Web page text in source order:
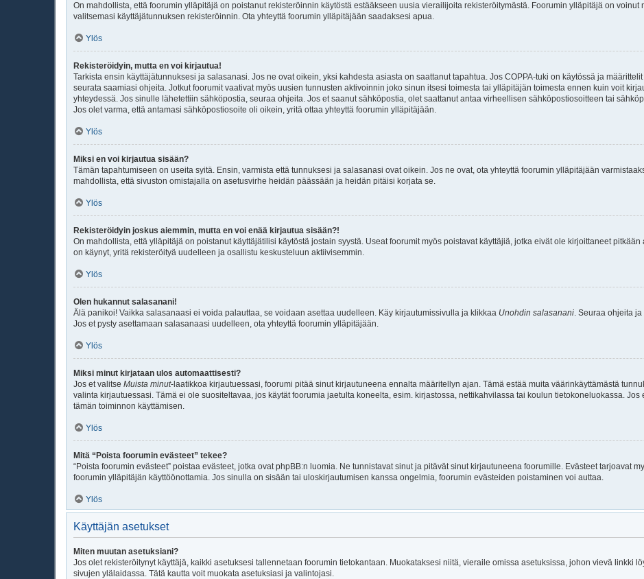
On mahdollista, että foorumin ylläpitäjä on poistanut rekisteröinnin käytöstä estääkseen uusia vierailijoita rekisteröitymästä. Foorumin ylläpitäjä on
valitsemasi käyttäjätunnuksen rekisteröinnin. Ota yhteyttä foorumin ylläpitäjään saadaksesi apua.
Ylös
Rekisteröidyin, mutta en voi kirjautua!
Tarkista ensin käyttäjätunnuksesi ja salasanasi. Jos ne ovat oikein, yksi kahdesta asiasta on saattanut tapahtua. Jos COPPA-tuki on käytössä ja
seurata saamiasi ohjeita. Jotkut foorumit vaativat myös uusien tunnusten aktivoinnin joko sinun itsesi toimesta tai ylläpitäjän toimesta ennen kuin voit
yhteydessä. Jos sinulle lähetettiin sähköpostia, seuraa ohjeita. Jos et saanut sähköpostia, olet saattanut antaa virheellisen sähköpostiosoitteen tai
Jos olet varma, että antamasi sähköpostiosoite oli oikein, yritä ottaa yhteyttä foorumin ylläpitäjään.
Ylös
Miksi en voi kirjautua sisään?
Tämän tapahtumiseen on useita syitä. Ensin, varmista että tunnuksesi ja salasanasi ovat oikein. Jos ne ovat, ota yhteyttä foorumin ylläpitäjään
mahdollista, että sivuston omistajalla on asetusvirhe heidän päässään ja heidän pitäisi korjata se.
Ylös
Rekisteröidyin joskus aiemmin, mutta en voi enää kirjautua sisään?!
On mahdollista, että ylläpitäjä on poistanut käyttäjätilisi käytöstä jostain syystä. Useat foorumit myös poistavat käyttäjiä, jotka eivät ole kirjoittaneet
on käynyt, yritä rekisteröityä uudelleen ja osallistu keskusteluun aktiivisemmin.
Ylös
Olen hukannut salasanani!
Älä panikoi! Vaikka salasanaasi ei voida palauttaa, se voidaan asettaa uudelleen. Käy kirjautumissivulla ja klikkaa Unohdin salasanani. Seuraa ohjeita
Jos et pysty asettamaan salasanaasi uudelleen, ota yhteyttä foorumin ylläpitäjään.
Ylös
Miksi minut kirjataan ulos automaattisesti?
Jos et valitse Muista minut-laatikkoa kirjautuessasi, foorumi pitää sinut kirjautuneena ennalta määritellyn ajan. Tämä estää muita väärinkäyttämästä
valinta kirjautuessasi. Tämä ei ole suositeltavaa, jos käytät foorumia jaetulta koneelta, esim. kirjastossa, nettikahvilassa tai koulun tietokoneluokassa.
tämän toiminnon käyttämisen.
Ylös
Mitä “Poista foorumin evästeet” tekee?
“Poista foorumin evästeet” poistaa evästeet, jotka ovat phpBB:n luomia. Ne tunnistavat sinut ja pitävät sinut kirjautuneena foorumille. Evästeet tarjoavat
foorumin ylläpitäjän käyttöönottamia. Jos sinulla on sisään tai uloskirjautumisen kanssa ongelmia, foorumin evästeiden poistaminen voi auttaa.
Ylös
Käyttäjän asetukset
Miten muutan asetuksiani?
Jos olet rekisteröitynyt käyttäjä, kaikki asetuksesi tallennetaan foorumin tietokantaan. Muokataksesi niitä, vieraile omissa asetuksissa, johon vievä linkki
sivujen ylälaidassa. Tätä kautta voit muokata asetuksiasi ja valintojasi.